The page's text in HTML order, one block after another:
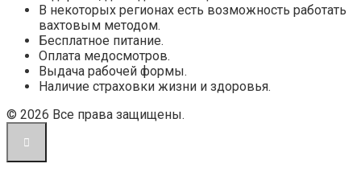
В некоторых регионах есть возможность работать
вахтовым методом.
Бесплатное питание.
Оплата медосмотров.
Выдача рабочей формы.
Наличие страховки жизни и здоровья.
© 2026 Все права защищены.